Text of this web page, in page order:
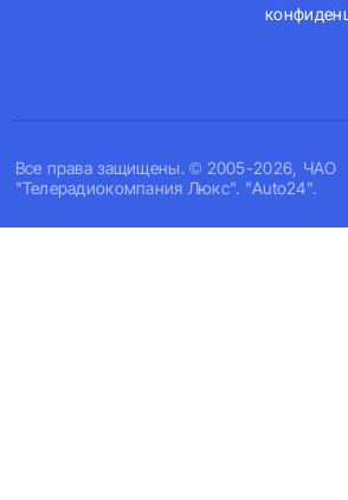
Все права защищены. © 2005-2026, ЧАО
"Телерадиокомпания Люкс". "Auto24".